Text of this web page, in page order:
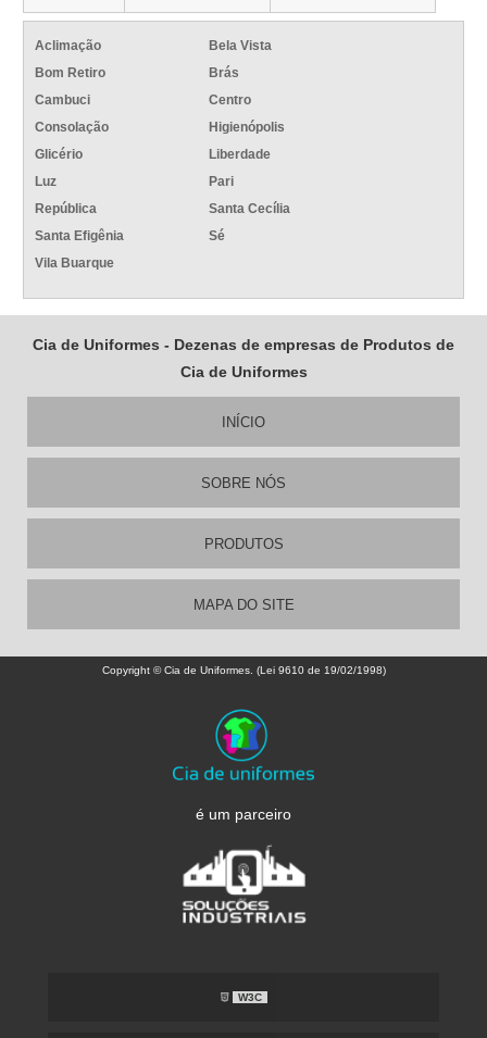
Aclimação
Bela Vista
Bom Retiro
Brás
Cambuci
Centro
Consolação
Higienópolis
Glicério
Liberdade
Luz
Pari
República
Santa Cecília
Santa Efigênia
Sé
Vila Buarque
Cia de Uniformes - Dezenas de empresas de Produtos de
Cia de Uniformes
INÍCIO
SOBRE NÓS
PRODUTOS
MAPA DO SITE
Copyright © Cia de Uniformes. (Lei 9610 de 19/02/1998)
é um parceiro
W3C